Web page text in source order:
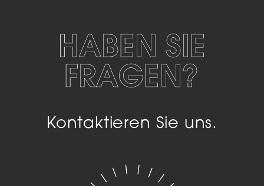
HABEN SIE
FRAGEN?
Kontaktieren Sie uns.